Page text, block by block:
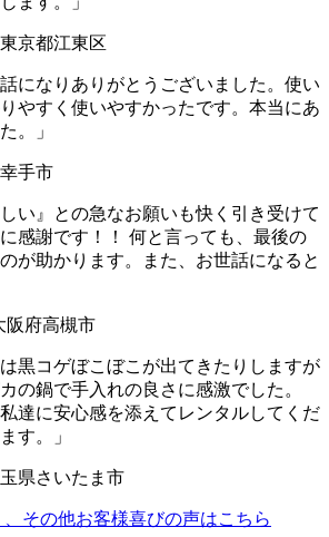
京都江東区
になりありがとうございました。 使い
やすく使いやすかったです。 本当にあ
。」
手市
い』との急なお願いも快く引き受けて
感謝です！！ 何と言っても、 最後の
が助かります。
また、お世話になると
府高槻市
黒コゲぼこぼこが出てきたりしますが
の鍋で手入れの良さに感激でした。
達に安心感を添えてレンタルしてくだ
す。」
県さいたま市
その他お客様喜びの声はこちら